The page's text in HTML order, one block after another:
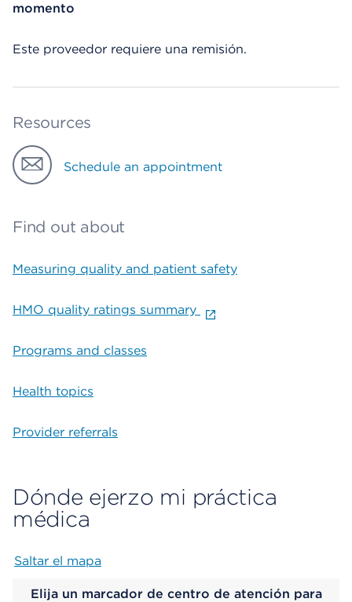
momento
Este proveedor requiere una remisión.
Resources
Schedule an appointment
Find out about
Measuring quality and patient safety
HMO quality ratings summary
Programs and classes
Health topics
Provider referrals
Dónde ejerzo mi práctica
médica
Saltar el mapa
Elija un marcador de centro de atención para